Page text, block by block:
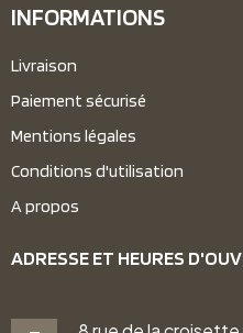
INFORMATIONS
Livraison
Paiement sécurisé
Mentions légales
Conditions d'utilisation
A propos
ADRESSE ET HEURES